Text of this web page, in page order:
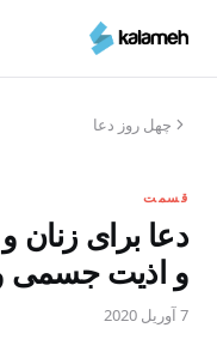
محتوای
چهل روز دعا
قسمت
دعا برای زنان
و اذیت جسمی
7 آوریل 2020